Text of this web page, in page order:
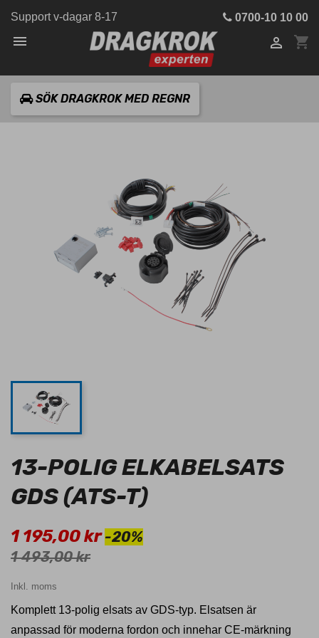
Support v-dagar 8-17 0700-10 10 00
 shopping_cart

SÖK DRAGKROK MED REGNR
13-POLIG ELKABELSATS
GDS (ATS-T)
1 195,00 kr -20%
1 493,00 kr
Inkl. moms
Komplett 13-polig elsats av GDS-typ. Elsatsen är
anpassad för moderna fordon och innehar CE-märkning